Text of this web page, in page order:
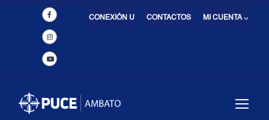
MI CUENTA ⌵
CONTACTOS
CONEXIÓN U